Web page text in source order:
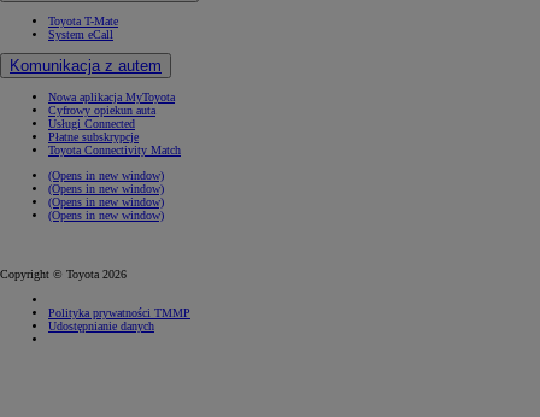
Toyota T-Mate
System eCall
Komunikacja z autem
Nowa aplikacja MyToyota
Cyfrowy opiekun auta
Usługi Connected
Płatne subskrypcje
Toyota Connectivity Match
(Opens in new window)
(Opens in new window)
(Opens in new window)
(Opens in new window)
Copyright © Toyota 2026
Polityka prywatności TMMP
Udostępnianie danych